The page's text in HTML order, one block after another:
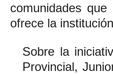
comunidades
ofrece la
Sobre la
Provincial,